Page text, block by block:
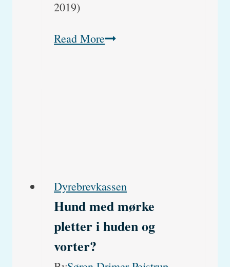
2019)
Read MoreHvornår
Dyrebrevkassen
Hund med mørke
pletter i huden og
vorter?